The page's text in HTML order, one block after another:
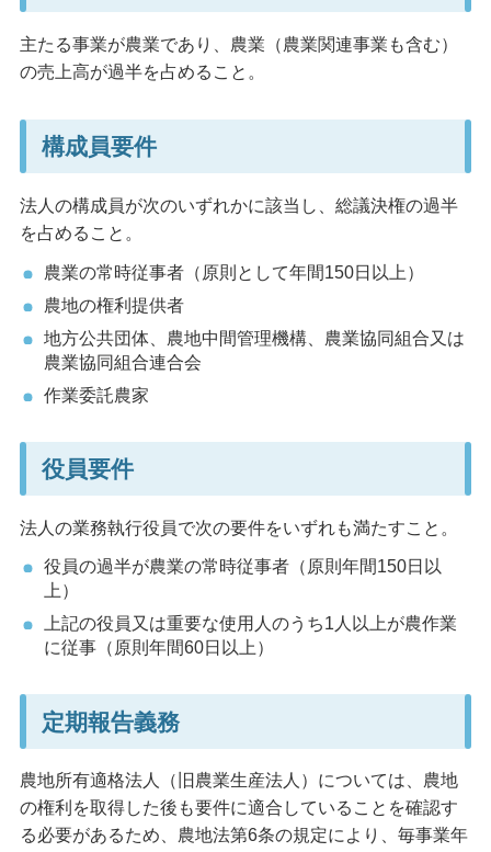
主たる事業が農業であり、農業（農業関連事業も含む）
の売上高が過半を占めること。
構成員要件
法人の構成員が次のいずれかに該当し、総議決権の過半
を占めること。
農業の常時従事者（原則として年間150日以上）
農地の権利提供者
地方公共団体、農地中間管理機構、農業協同組合又は
農業協同組合連合会
作業委託農家
役員要件
法人の業務執行役員で次の要件をいずれも満たすこと。
役員の過半が農業の常時従事者（原則年間150日以
上）
上記の役員又は重要な使用人のうち1人以上が農作業
に従事（原則年間60日以上）
定期報告義務
農地所有適格法人（旧農業生産法人）については、農地
の権利を取得した後も要件に適合していることを確認す
る必要があるため、農地法第6条の規定により、毎事業年